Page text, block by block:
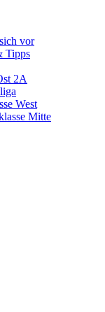
vor
Tipps
2A
West
Mitte